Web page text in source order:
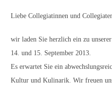
Liebe Collegiatinnen und
wir laden Sie herzlich ein zu
14. und 15. September 2013.
Es erwartet Sie ein
Kultur und Kulinarik. Wir freuen